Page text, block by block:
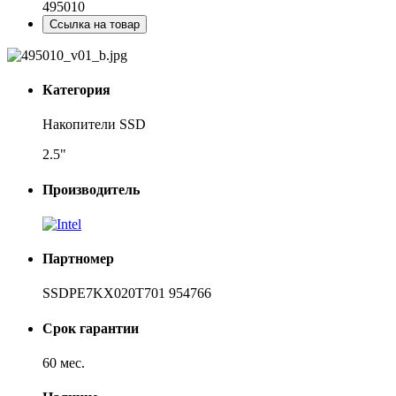
495010
Ссылка на товар
Категория
Накопители SSD
2.5"
Производитель
Партномер
SSDPE7KX020T701 954766
Срок гарантии
60 мес.